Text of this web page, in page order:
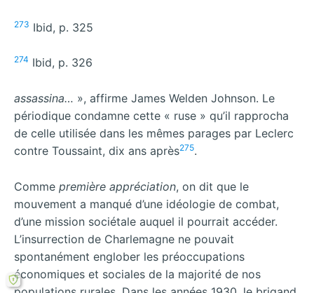
273 Ibid, p. 325
274 Ibid, p. 326
assassina… », affirme James Welden Johnson. Le
périodique condamne cette « ruse » qu’il rapprocha
de celle utilisée dans les mêmes parages par Leclerc
contre Toussaint, dix ans après275.
Comme première appréciation, on dit que le
mouvement a manqué d’une idéologie de combat,
d’une mission sociétale auquel il pourrait accéder.
L’insurrection de Charlemagne ne pouvait
spontanément englober les préoccupations
économiques et sociales de la majorité de nos